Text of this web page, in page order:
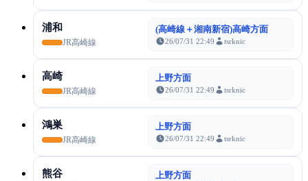
浦和
JR高崎線
(高崎線＋湘南新宿)高崎方面
26/07/31 22:49 tsrknic
高崎
JR高崎線
上野方面
26/07/31 22:49 tsrknic
鴻巣
JR高崎線
上野方面
26/07/31 22:49 tsrknic
熊谷 上野方面